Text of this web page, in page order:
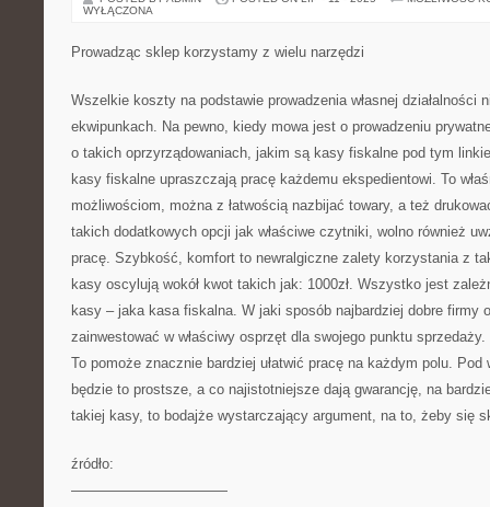
WYŁĄCZONA
Prowadząc sklep korzystamy z wielu narzędzi
Wszelkie koszty na podstawie prowadzenia własnej działalności
ekwipunkach. Na pewno, kiedy mowa jest o prowadzeniu
o takich oprzyrządowaniach, jakim są kasy fiskalne pod tym
kasy fiskalne upraszczają pracę każdemu ekspedientowi. To
możliwościom, można z łatwością nazbijać towary, a też
takich dodatkowych opcji jak właściwe czytniki, wolno również
pracę. Szybkość, komfort to newralgiczne zalety korzystania z
kasy oscylują wokół kwot takich jak: 1000zł. Wszystko jest
kasy – jaka kasa fiskalna. W jaki sposób najbardziej dobre firmy
zainwestować w właściwy osprzęt dla swojego punktu
To pomoże znacznie bardziej ułatwić pracę na każdym polu.
będzie to prostsze, a co najistotniejsze dają gwarancję, na
takiej kasy, to bodajże wystarczający argument, na to, żeby się
źródło:
———————————